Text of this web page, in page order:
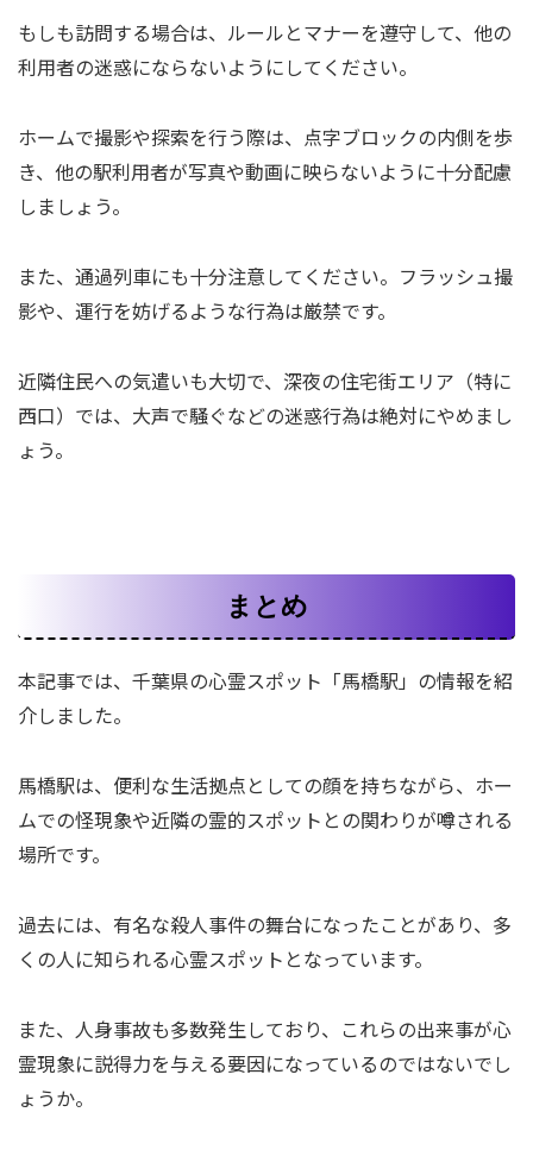
もしも訪問する場合は、ルールとマナーを遵守して、他の
利用者の迷惑にならないようにしてください。
ホームで撮影や探索を行う際は、点字ブロックの内側を歩
き、他の駅利用者が写真や動画に映らないように十分配慮
しましょう。
また、通過列車にも十分注意してください。フラッシュ撮
影や、運行を妨げるような行為は厳禁です。
近隣住民への気遣いも大切で、深夜の住宅街エリア（特に
西口）では、大声で騒ぐなどの迷惑行為は絶対にやめまし
ょう。
まとめ
本記事では、千葉県の心霊スポット「馬橋駅」の情報を紹
介しました。
馬橋駅は、便利な生活拠点としての顔を持ちながら、ホー
ムでの怪現象や近隣の霊的スポットとの関わりが噂される
場所です。
過去には、有名な殺人事件の舞台になったことがあり、多
くの人に知られる心霊スポットとなっています。
また、人身事故も多数発生しており、これらの出来事が心
霊現象に説得力を与える要因になっているのではないでし
ょうか。